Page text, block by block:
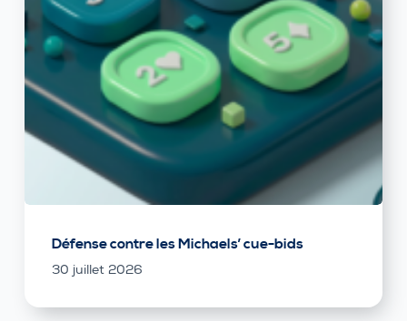
Défense contre les Michaels’ cue-bids
30 juillet 2026